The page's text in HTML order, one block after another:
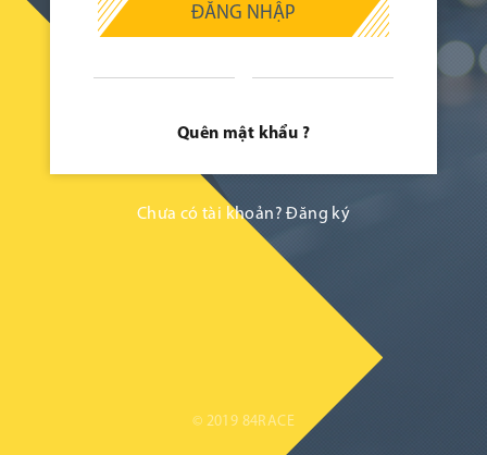
ĐĂNG NHẬP
Quên mật khẩu ?
Chưa có tài khoản?Đăng ký
© 2019 84RACE